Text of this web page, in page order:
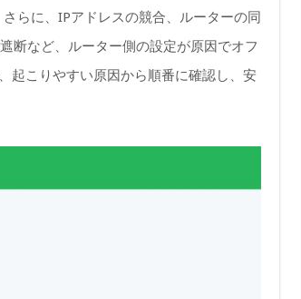
らに、IPアドレスの競合、ルーターの同
断など、ルーター側の設定が原因でオフ
起こりやすい原因から順番に確認し、安